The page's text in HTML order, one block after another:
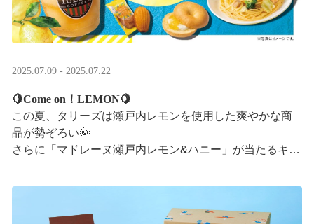
2025.07.09 - 2025.07.22
🍋Come on！LEMON🍋
この夏、タリーズは瀬戸内レモンを使用した爽やかな商
品が勢ぞろい🌞
さらに「マドレーヌ瀬戸内レモン&ハニー」が当たるキャ